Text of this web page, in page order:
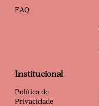
FAQ
Institucional
Política de
Privacidade